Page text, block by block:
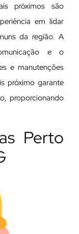
próximos são
em lidar
da região. A
e o
e manutenções
próximo garante
proporcionando
Perto